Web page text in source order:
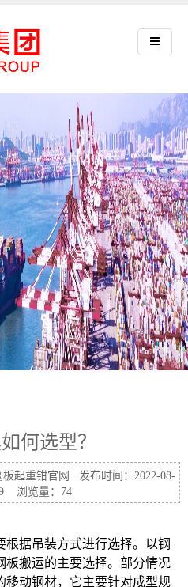
何选型？
起重钳官网 发布时间：2022-08-
浏览量：74
根据吊装方式进行选择。以钢
板搬运的主要选择。部分情况
移动钢材，它主要针对成型规